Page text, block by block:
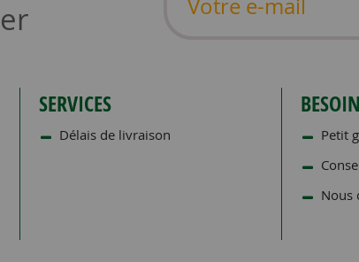
SERVICES
Délais de livraison
Petit
Nous